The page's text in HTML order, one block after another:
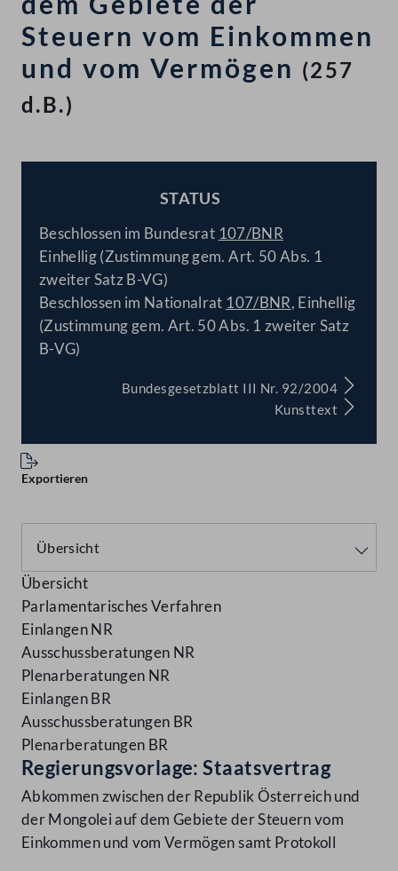
Steuern vom Einkommen
und vom Vermögen (257
d.B.)
STATUS
Beschlossen im Bundesrat 107/BNR
Einhellig (Zustimmung gem. Art. 50 Abs. 1
zweiter Satz B-VG)
Beschlossen im Nationalrat 107/BNR, Einhellig
(Zustimmung gem. Art. 50 Abs. 1 zweiter Satz
B-VG)
Bundesgesetzblatt III Nr. 92/2004
Kunsttext
Exportieren
Übersicht
Parlamentarisches Verfahren
Einlangen NR
Ausschussberatungen NR
Plenarberatungen NR
Einlangen BR
Ausschussberatungen BR
Plenarberatungen BR
Regierungsvorlage: Staatsvertrag
Abkommen zwischen der Republik Österreich und
der Mongolei auf dem Gebiete der Steuern vom
Einkommen und vom Vermögen samt Protokoll